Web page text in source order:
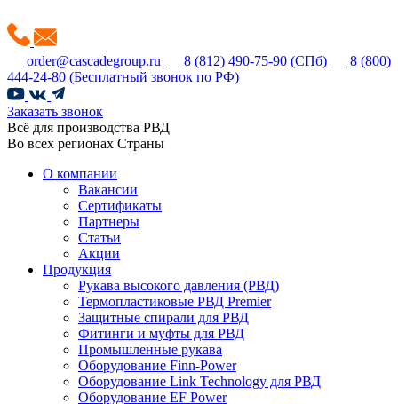
order@cascadegroup.ru 8 (812) 490-75-90 (СПб)
8 (800)
444-24-80 (Бесплатный звонок по РФ)
Заказать звонок
Всё для производства РВД
Во всех регионах Страны
О компании
Вакансии
Сертификаты
Партнеры
Статьи
Акции
Продукция
Рукава высокого давления (РВД)
Термопластиковые РВД Premier
Защитные спирали для РВД
Фитинги и муфты для РВД
Промышленные рукава
Оборудование Finn-Power
Оборудование Link Technology для РВД
Оборудование EF Power